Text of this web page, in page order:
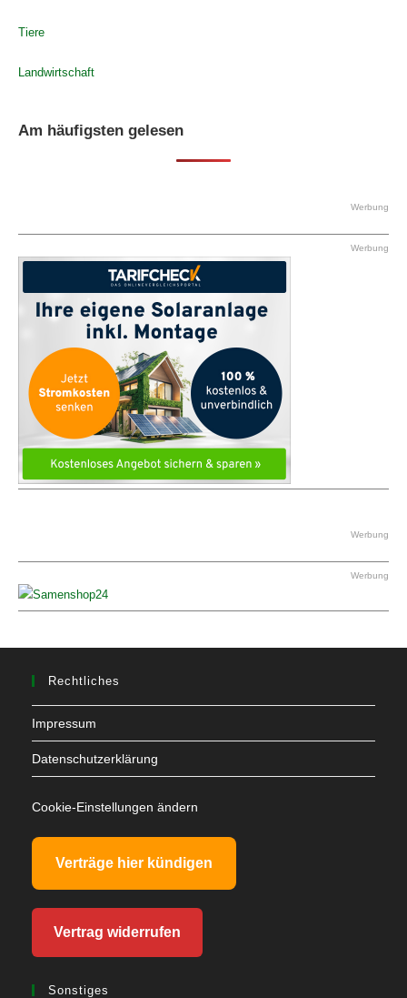
Tiere
Landwirtschaft
Am häufigsten gelesen
Werbung
Werbung
Werbung
Werbung
Rechtliches
Impressum
Datenschutzerklärung
Cookie-Einstellungen ändern
Verträge hier kündigen
Vertrag widerrufen
Sonstiges